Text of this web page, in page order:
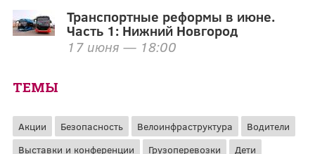
Транспортные реформы в июне.
Часть 1: Нижний Новгород
17 июня — 18:00
ТЕМЫ
Акции Безопасность Велоинфраструктура
Водители
Выставки и конференции
Грузоперевозки Дети